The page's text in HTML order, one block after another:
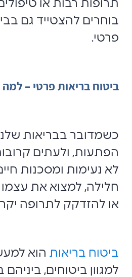
תרופות רבות או
בוחרים להצטייד גם
פרטי.
ביטוח בריאות פרטי –
כשמדובר בבריאות
הפתעות, ולעתים
לא נעימות ומסכנות
חלילה, למצוא את
או להזדקק לתרופה
ביטוח בריאות הוא
למגוון ביטוחים, ביניהם